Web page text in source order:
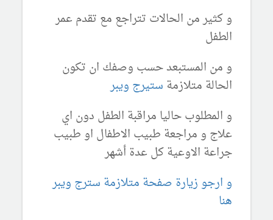
و كثير من الحالات تتراجع مع تقدم عمر
الطفل
و من المستبعد حسب وصفك ان تكون
الحالة متلازمة ستيرج ويبر
و المطلوب حاليا مراقبة الطفل دون اي
علاج و مراجعة طبيب الاطفال او طبيب
جراعة الاوعية كل عدة أشهر
و ارجو زيارة صفحة متلازمة سترج ويبر
هنا